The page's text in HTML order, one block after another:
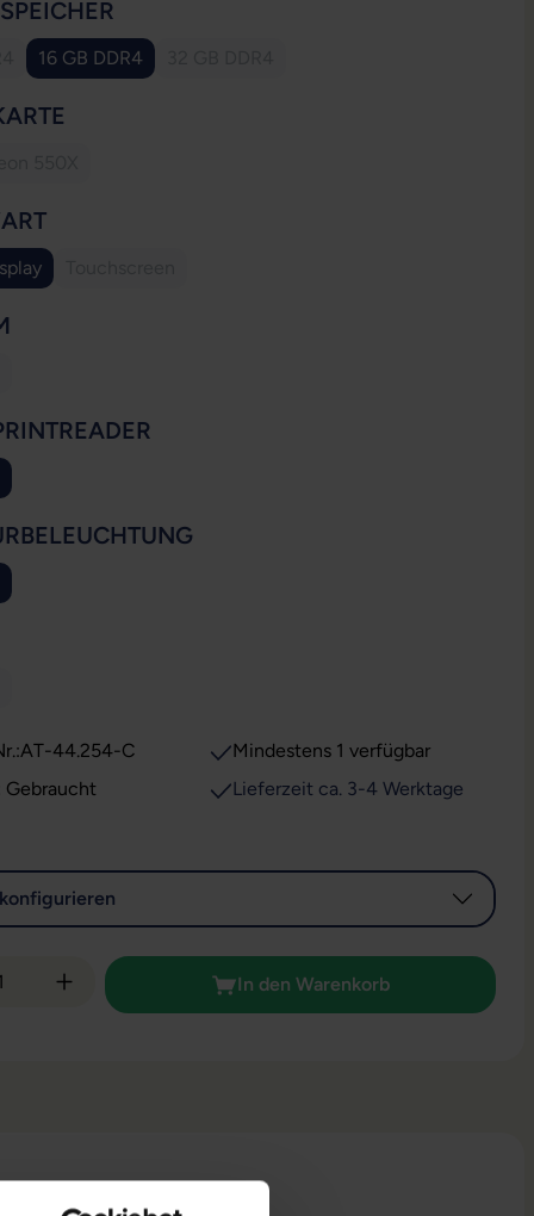
Option ist zurzeit nicht verfügbar.)
16 GB DDR4
AUSWÄHLEN
ist zurzeit nicht verfügbar.)
AT-44.254-C
Gebraucht
Mindestens 1 verfügbar
Lieferzeit ca. 3-4 Werktage
Anzahl: Gib den gewünschten Wert ein
In den Warenkorb